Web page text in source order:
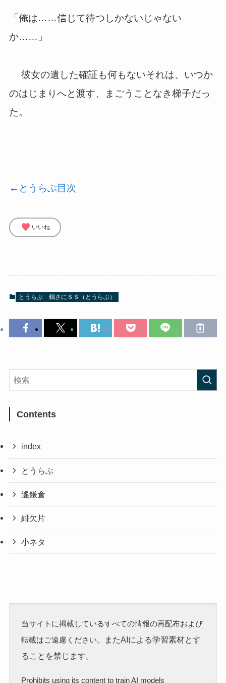
「俺は……信じて待つしかないじゃない
か……」
彼女の遺した確証も何もないそれは、いつか
のはじまりへと渡す、まごうことなき梯子だっ
た。
←とうらぶ目次
favorite いいね
とうらぶ 鶴さにＳＳ（とうらぶ）
Contents
index
とうらぶ
遙鎌倉
緋欠片
小ネタ
当サイトに掲載しているすべての情報の再配布および
転載はご遠慮ください。
またAIによる学習素材とす
ることを禁じます。
Prohibits using its content to train AI models